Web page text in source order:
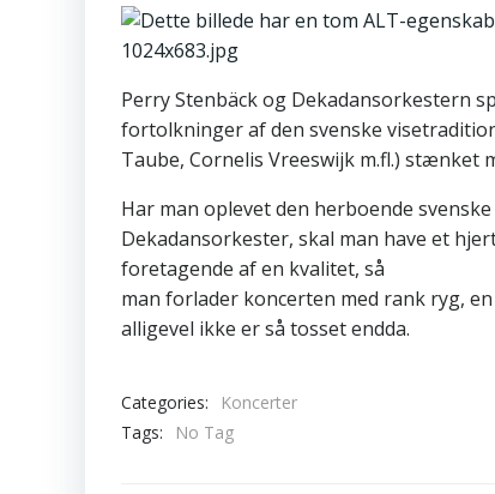
Perry Stenbäck og Dekadansorkestern
fortolkninger af den svenske
Taube, Cornelis Vreeswijk m.fl.) stænket
Har man oplevet den herboende
Dekadansorkester, skal man have et
foretagende af en kvalitet, så
man forlader koncerten med rank ryg,
alligevel ikke er så tosset endda.
Categories:
Koncerter
Tags:
No Tag